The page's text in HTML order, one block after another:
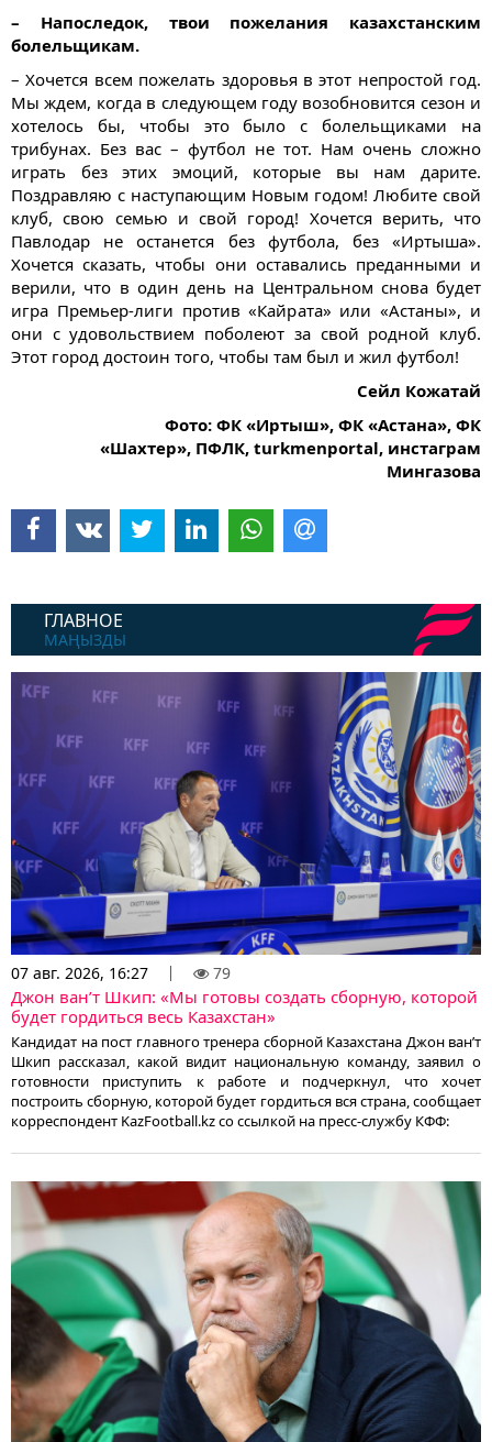
ГЛАВНОЕ
МАҢЫЗДЫ
07 авг. 2026, 16:27 79
Джон ван’т Шкип: «Мы готовы создать сборную, которой
будет гордиться весь Казахстан»
Кандидат на пост главного тренера сборной Казахстана Джон ван’т
Шкип рассказал, какой видит национальную команду, заявил о
готовности приступить к работе и подчеркнул, что хочет
построить сборную, которой будет гордиться вся страна, сообщает
корреспондент KazFootball.kz со ссылкой на пресс-службу КФФ:
– Напоследок, твои пожелания казахстанским
болельщикам.
– Хочется всем пожелать здоровья в этот непростой год.
Мы ждем, когда в следующем году возобновится сезон и
хотелось бы, чтобы это было с болельщиками на
трибунах. Без вас – футбол не тот. Нам очень сложно
играть без этих эмоций, которые вы нам дарите.
Поздравляю с наступающим Новым годом! Любите свой
клуб, свою семью и свой город! Хочется верить, что
Павлодар не останется без футбола, без «Иртыша».
Хочется сказать, чтобы они оставались преданными и
верили, что в один день на Центральном снова будет
игра Премьер-лиги против «Кайрата» или «Астаны», и
они с удовольствием поболеют за свой родной клуб.
Этот город достоин того, чтобы там был и жил футбол!
Сейл Кожатай
Фото: ФК «Иртыш», ФК «Астана», ФК
«Шахтер», ПФЛК, turkmenportal, инстаграм
Мингазова